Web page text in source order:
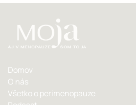
Domov
O nás
Všetko o perimenopauze